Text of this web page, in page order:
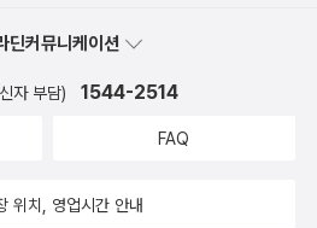
겐 좋을수도, 누구에겐(나같은) 사람
듯하다이들의 이런 방식이 있었기에 점
되는 일들이 있었을테니. 초보견주보다
읽어보시면 좋을것 같습니다(왜 마지막
딘커뮤니케이션
자 부담) 1544-2514
FAQ
위치, 영업시간 안내